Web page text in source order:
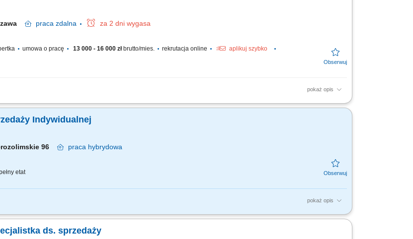
praca zdalna za 2 dni wygasa
umowa o pracę 13 000 - 16 000 złbrutto/mies. rekrutacja online
aplikuj szybko
pokaż opis
oraz realizacja planów handlowych; Pozyskiwanie nowych klientów, obsługa sieci handlowych oraz
Indywidualnej
96 praca hybrydowa
etat
pokaż opis
zawodowej lub chcesz dalej rozwijać się w pracy z Klientem (szczególnie docenimy pierwsze doświadczenie w
ds. sprzedaży